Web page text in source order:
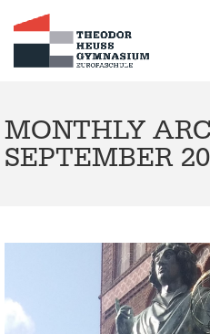
MONTHLY
SEPTEMBER